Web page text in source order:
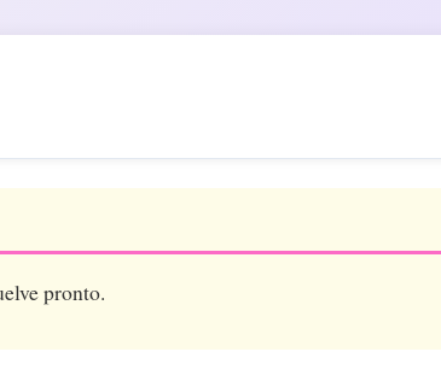
pronto.